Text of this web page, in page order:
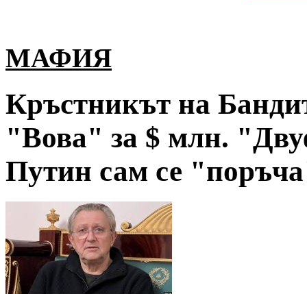
МАФИЯ
Кръстникът на
"Вова" за $ млн.
Путин сам се